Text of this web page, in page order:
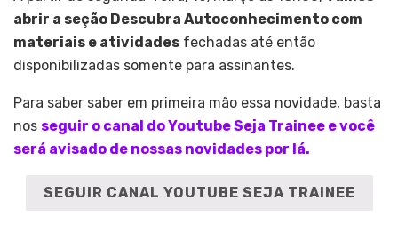
abrir a seção Descubra Autoconhecimento com
materiais e atividades fechadas até então
disponibilizadas somente para assinantes.
Para saber saber em primeira mão essa novidade, basta
nos seguir o canal do Youtube Seja Trainee e você
será avisado de nossas novidades por lá.
SEGUIR CANAL YOUTUBE SEJA TRAINEE